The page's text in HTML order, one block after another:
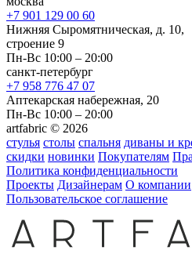
+7 901 129 00 60
Нижняя Сыромятническая, д. 10,
строение 9
Пн-Вс 10:00 – 20:00
санкт-петербург
+7 958 776 47 07
Аптекарская набережная, 20
Пн-Вс 10:00 – 20:00
artfabric © 2026
стулья столы спальня диваны и
скидки новинки Покупателям
Политика конфиденциальности
Проекты Дизайнерам О компании
Пользовательское соглашение